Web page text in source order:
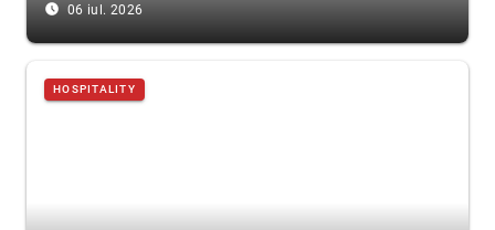
access_time_filled 06 iul. 2026
HOSPITALITY